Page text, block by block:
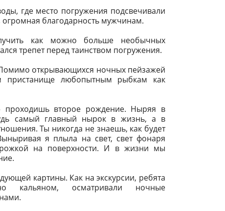
где место погружения подсвечивали
благодарность мужчинам.
как можно больше необычных
трепет перед таинством погружения.
открывающихся ночных пейзажей
любопытным рыбкам как
второе рождение. Ныряя в
самый главный нырок в жизнь, а в
Ты никогда не знаешь, как будет
я плыла на свет, свет фонаря
на поверхности. И в жизни мы
картины. Как на экскурсии, ребята
осматривали ночные